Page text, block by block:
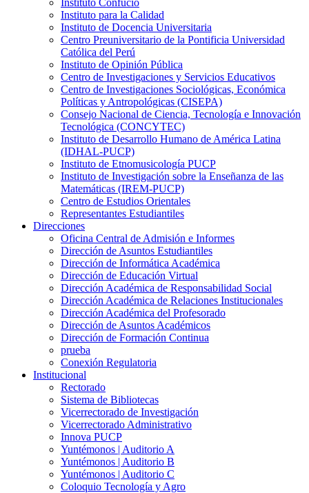
Instituto Confucio
Instituto para la Calidad
Instituto de Docencia Universitaria
Centro Preuniversitario de la Pontificia Universidad
Católica del Perú
Instituto de Opinión Pública
Centro de Investigaciones y Servicios Educativos
Centro de Investigaciones Sociológicas, Económica
Políticas y Antropológicas (CISEPA)
Consejo Nacional de Ciencia, Tecnología e Innovación
Tecnológica (CONCYTEC)
Instituto de Desarrollo Humano de América Latina
(IDHAL-PUCP)
Instituto de Etnomusicología PUCP
Instituto de Investigación sobre la Enseñanza de las
Matemáticas (IREM-PUCP)
Centro de Estudios Orientales
Representantes Estudiantiles
Direcciones
Oficina Central de Admisión e Informes
Dirección de Asuntos Estudiantiles
Dirección de Informática Académica
Dirección de Educación Virtual
Dirección Académica de Responsabilidad Social
Dirección Académica de Relaciones Institucionales
Dirección Académica del Profesorado
Dirección de Asuntos Académicos
Dirección de Formación Continua
prueba
Conexión Regulatoria
Institucional
Rectorado
Sistema de Bibliotecas
Vicerrectorado de Investigación
Vicerrectorado Administrativo
Innova PUCP
Yuntémonos | Auditorio A
Yuntémonos | Auditorio B
Yuntémonos | Auditorio C
Coloquio Tecnología y Agro